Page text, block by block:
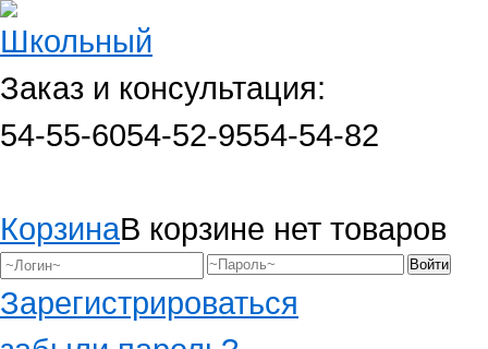
Заказ и консультация:
54-55-6054-52-9554-54-82
КорзинаВ корзине нет товаров
Зарегистрироваться